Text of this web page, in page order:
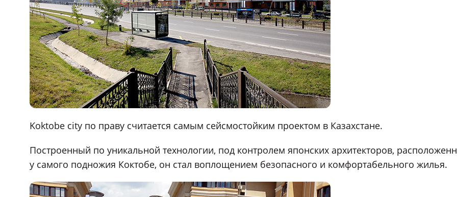
Koktobe city по праву считается самым сейсмостойким проектом в Казахстане.
Построенный по уникальной технологии, под контролем японских архитекторов,
у самого подножия Коктобе, он стал воплощением безопасного и комфортабельного жилья.